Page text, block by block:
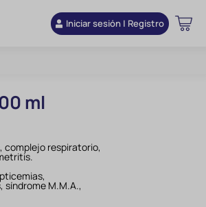
Iniciar sesión | Registro
ml
complejo respiratorio,
síndrome M.M.A.,